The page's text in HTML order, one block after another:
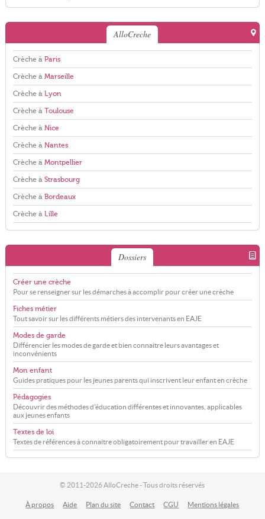
AlloCreche
Crèche à Paris
Crèche à Marseille
Crèche à Lyon
Crèche à Toulouse
Crèche à Nice
Crèche à Nantes
Crèche à Montpellier
Crèche à Strasbourg
Crèche à Bordeaux
Crèche à Lille
Dossiers
Créer une crèche
Pour se renseigner sur les démarches à accomplir pour créer une crèche
Fiches métier
Tout savoir sur les différents métiers des intervenants en EAJE
Modes de garde
Différencier les modes de garde et bien connaitre leurs avantages et
inconvénients
Mon enfant
Guides pratiques pour les jeunes parents qui inscrivent leur enfant en crèche
Pédagogies
Découvrir des méthodes d'éducation différentes et innovantes, applicables
aux jeunes enfants
Textes de loi
Textes de références à connaitre obligatoirement pour travailler en EAJE
© 2011-2026 AlloCreche - Tous droits réservés
À propos Aide Plan du site Contact CGU Mentions légales